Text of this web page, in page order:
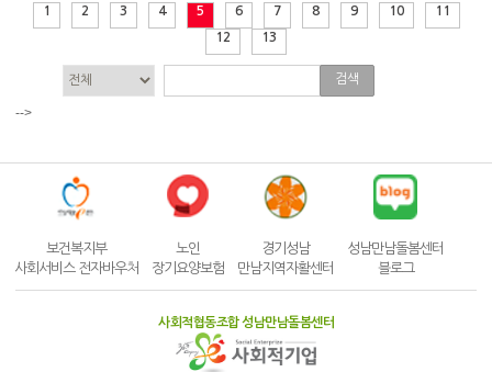
1 2 3 4 5 6 7 8 9 10
11
12
13
검색
-->
보건복지부
사회서비스 전자바우처
노인
장기요양보험
경기성남
만남지역자활센터
성남만남돌봄센터
블로그
사회적협동조합 성남만남돌봄센터